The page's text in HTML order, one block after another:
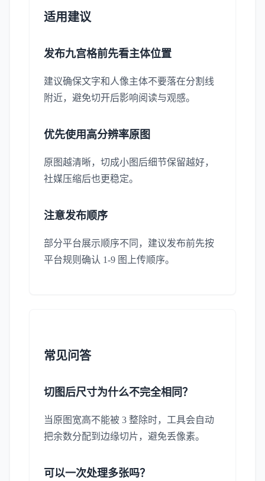
适用建议
发布九宫格前先看主体位置
建议确保文字和人像主体不要落在分割线
附近，避免切开后影响阅读与观感。
优先使用高分辨率原图
原图越清晰，切成小图后细节保留越好，
社媒压缩后也更稳定。
注意发布顺序
部分平台展示顺序不同，建议发布前先按
平台规则确认 1-9 图上传顺序。
常见问答
切图后尺寸为什么不完全相同？
当原图宽高不能被 3 整除时，工具会自动
把余数分配到边缘切片，避免丢像素。
可以一次处理多张吗？